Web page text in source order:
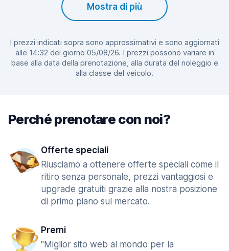
Mostra di più
I prezzi indicati sopra sono approssimativi e sono aggiornati
alle 14:32 del giorno 05/08/26. I prezzi possono variare in
base alla data della prenotazione, alla durata del noleggio e
alla classe del veicolo.
Perché prenotare con noi?
Offerte speciali
Riusciamo a ottenere offerte speciali come il
ritiro senza personale, prezzi vantaggiosi e
upgrade gratuiti grazie alla nostra posizione
di primo piano sul mercato.
Premi
"Miglior sito web al mondo per la